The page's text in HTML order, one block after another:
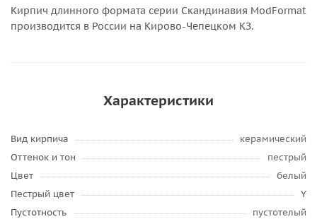
Кирпич длинного формата серии Скандинавия ModFormat
производится в России на Кирово-Чепецком КЗ.
Характеристики
Вид кирпича
керамический
Оттенок и тон
пестрый
Цвет
белый
Пестрый цвет
Y
Пустотность
пустотелый